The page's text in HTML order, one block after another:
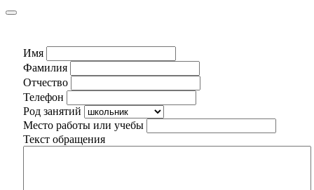
Имя
Фамилия
Отчество
Телефон
Род занятий
Место работы или учебы
Текст обращения